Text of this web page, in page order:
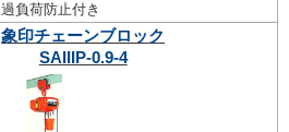
過負荷防止付き
象印チェーンブロック
SAIIIP-0.9-4